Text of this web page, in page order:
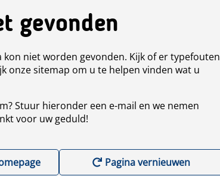
gevonden
kon niet worden gevonden. Kijk of er typefouten
onze sitemap om u te helpen vinden wat u
Stuur hieronder een e-mail en we nemen
voor uw geduld!
Pagina vernieuwen